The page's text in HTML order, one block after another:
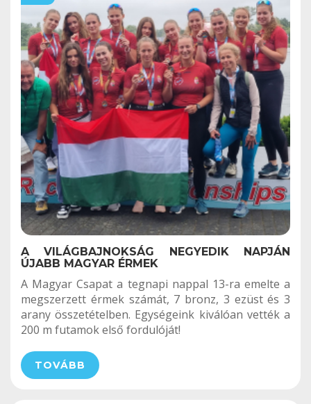
A VILÁGBAJNOKSÁG NEGYEDIK NAPJÁN
ÚJABB MAGYAR ÉRMEK
A Magyar Csapat a tegnapi nappal 13-ra emelte a
megszerzett érmek számát, 7 bronz, 3 ezüst és 3
arany összetételben. Egységeink kiválóan vették a
200 m futamok első fordulóját!
TOVÁBB